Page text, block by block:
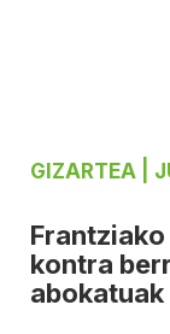
GIZARTEA |
kontra
abokatuak